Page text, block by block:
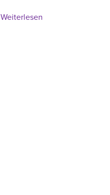
Weiterlesen